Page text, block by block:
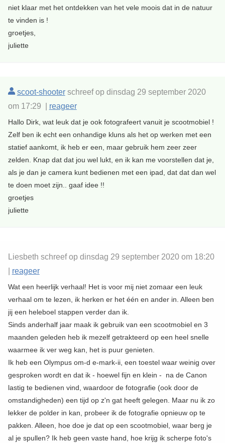
niet klaar met het ontdekken van het vele moois dat in de natuur
te vinden is !
groetjes,
juliette
scoot-shooterschreef op dinsdag 29 september 2020
om 17:29 | reageer
Hallo Dirk, wat leuk dat je ook fotografeert vanuit je scootmobiel !
Zelf ben ik echt een onhandige kluns als het op werken met een
statief aankomt, ik heb er een, maar gebruik hem zeer zeer
zelden. Knap dat dat jou wel lukt, en ik kan me voorstellen dat je,
als je dan je camera kunt bedienen met een ipad, dat dat dan wel
te doen moet zijn.. gaaf idee !!
groetjes
juliette
Liesbeth schreef op dinsdag 29 september 2020 om 18:20
reageer
Wat een heerlijk verhaal! Het is voor mij niet zomaar een leuk
verhaal om te lezen, ik herken er het één en ander in. Alleen ben
jij een heleboel stappen verder dan ik.
Sinds anderhalf jaar maak ik gebruik van een scootmobiel en 3
maanden geleden heb ik mezelf getrakteerd op een heel snelle
waarmee ik ver weg kan, het is puur genieten.
Ik heb een Olympus om-d e-mark-ii, een toestel waar weinig over
gesproken wordt en dat ik - hoewel fijn en klein - na de Canon
lastig te bedienen vind, waardoor de fotografie (ook door de
omstandigheden) een tijd op z'n gat heeft gelegen. Maar nu ik zo
lekker de polder in kan, probeer ik de fotografie opnieuw op te
pakken. Alleen, hoe doe je dat op een scootmobiel, waar berg je
al je spullen? Ik heb geen vaste hand, hoe krijg ik scherpe foto's